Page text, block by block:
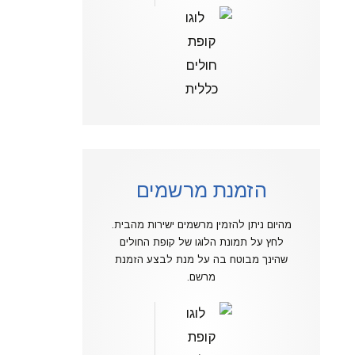
הזמנת מרשמים
מהיום ניתן להזמין מרשמים ישירות מהבית.
לחץ על תמונת הלוגו של קופת החולים
שהינך מבוטח בה על מנת לבצע הזמנת
מרשם.